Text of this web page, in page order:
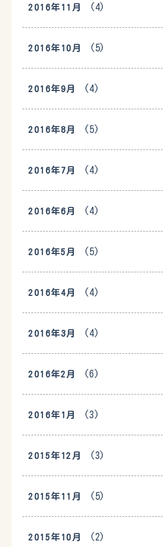
2016年11月 (4)
2016年10月 (5)
2016年9月 (4)
2016年8月 (5)
2016年7月 (4)
2016年6月 (4)
2016年5月 (5)
2016年4月 (4)
2016年3月 (4)
2016年2月 (6)
2016年1月 (3)
2015年12月 (3)
2015年11月 (5)
2015年10月 (2)